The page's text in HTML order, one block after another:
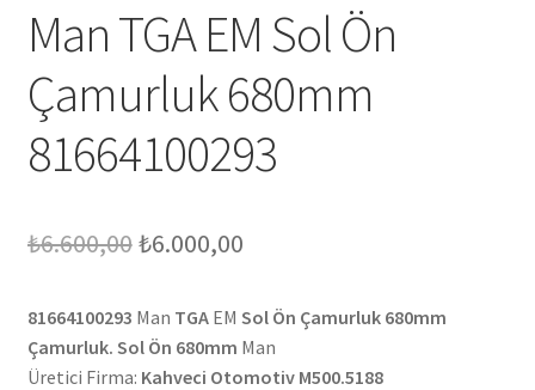
Man TGA EM Sol Ön
Çamurluk 680mm
81664100293
₺6.600,00Orijinal
₺6.600,00.
₺6.000,00Şu
fiyat:
₺6.000,00.
81664100293 Man TGAEM Sol Ön Çamurluk 680mm
Çamurluk. Sol Ön 680mm Man
Üretici Firma: Kahveci Otomotiv M500.5188